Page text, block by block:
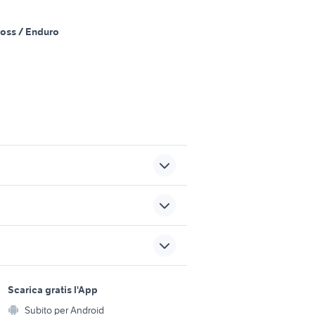
/ Enduro
moto
Scarica gratis l'App
Subito per Android